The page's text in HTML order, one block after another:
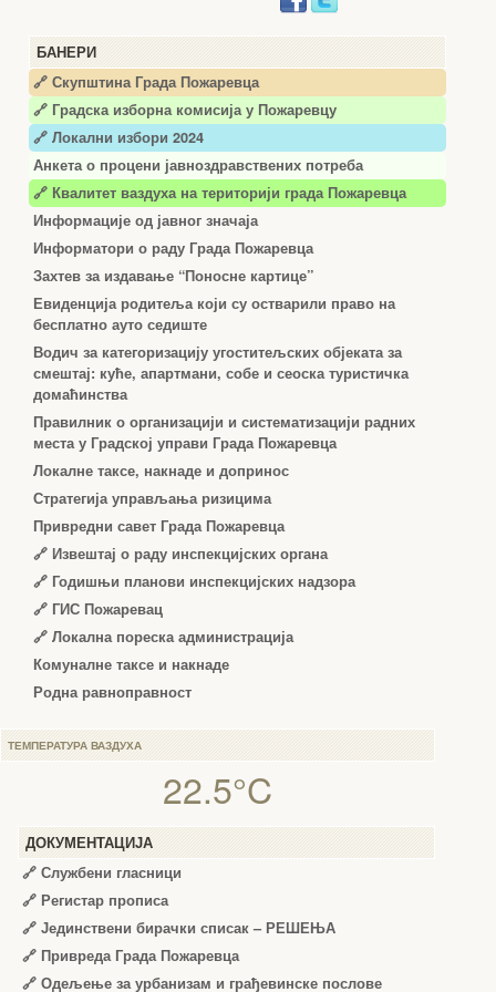
БАНЕРИ
🔗 Скупштина Града Пожаревца
🔗 Градска изборна комисија у Пожаревцу
🔗 Локални избори 2024
Анкета о процени јавноздравствених потреба
🔗 Квалитет ваздуха на територији града Пожаревца
Информације од јавног значаја
Информатори о раду Града Пожаревца
Захтев за издавање “Поносне картице”
Евиденција родитеља који су остварили право на
бесплатно ауто седиште
Водич за категоризацију угоститељских објеката за
смештај: куће, апартмани, собе и сеоска туристичка
домаћинства
Правилник о организацији и систематизацији радних
места у Градској управи Града Пожаревца
Локалне таксе, накнаде и допринос
Стратегија управљања ризицима
Привредни савет Града Пожаревца
🔗 Извештај о раду инспекцијских органа
🔗 Годишњи планови инспекцијских надзора
🔗 ГИС Пожаревац
🔗 Локална пореска администрација
Комуналне таксе и накнаде
Родна равноправност
ТЕМПЕРАТУРА ВАЗДУХА
22.5°C
ДОКУМЕНТАЦИЈА
🔗 Службени гласници
🔗 Регистар прописа
🔗 Јединствени бирачки списак – РЕШЕЊА
🔗 Привреда Града Пожаревца
🔗 Одељење за урбанизам и грађевинске послове